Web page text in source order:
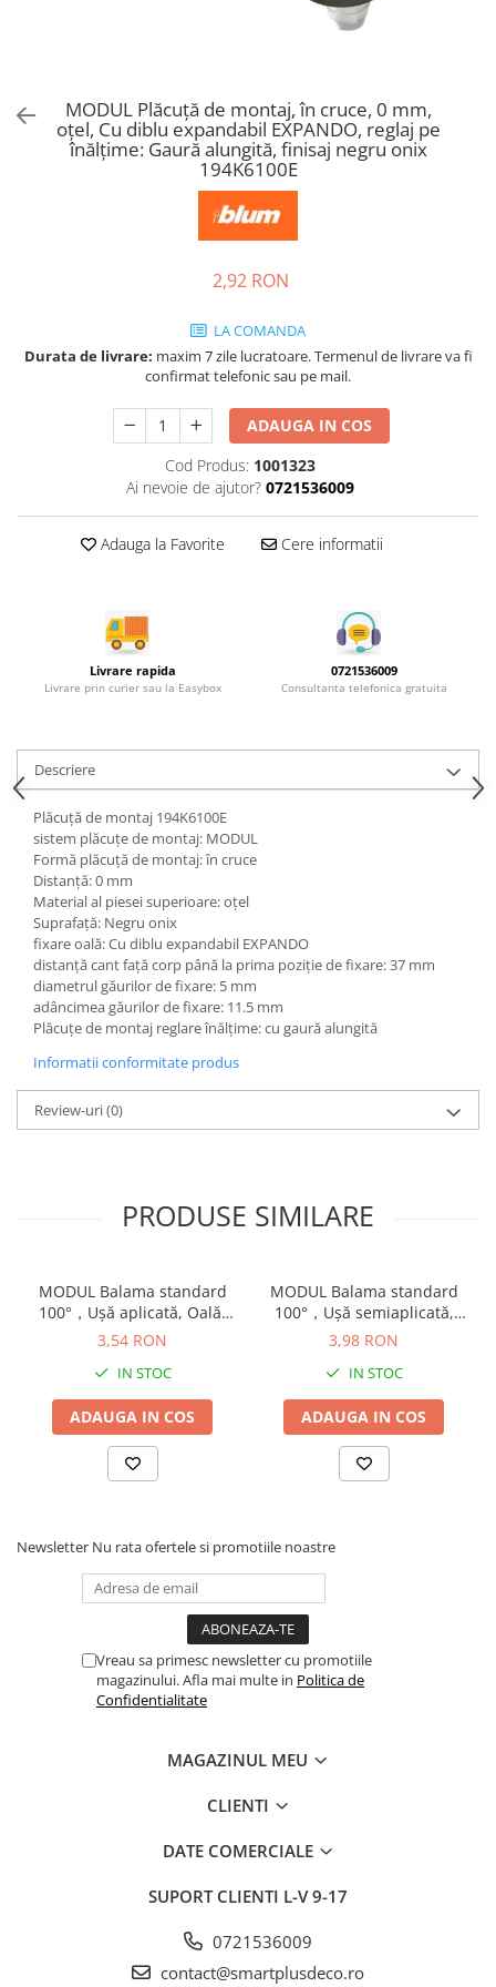
Accesorii dressing
Bari pentru haine
Console si suporti polita
Accesorii pentru compartimentare
Suruburi, coltare, elemente de
Lamele si cepi de lemn
Picioare si rotile mobilier
MODUL Plăcuţă de montaj, în cruce, 0 mm,
oţel, Cu diblu expandabil EXPANDO, reglaj pe
înălţime: Gaură alungită, finisaj negru onix
194K6100E
2,92 RON
LA COMANDA
Durata de livrare: maxim 7 zile lucratoare. Termenul de livrare va fi
confirmat telefonic sau pe mail.
ADAUGA IN COS
Cod Produs: 1001323
Ai nevoie de ajutor? 0721536009
Adauga la Favorite Cere informatii
Livrare rapida
Livrare prin curier sau la Easybox
0721536009
Consultanta telefonica gratuita
Descriere
Plăcuţă de montaj 194K6100E
sistem plăcuţe de montaj: MODUL
Formă plăcuţă de montaj: în cruce
Distanţă: 0 mm
Material al piesei superioare: oţel
Suprafaţă: Negru onix
fixare oală: Cu diblu expandabil EXPANDO
distanţă cant faţă corp până la prima poziţie de fixare: 37 mm
diametrul găurilor de fixare: 5 mm
adâncimea găurilor de fixare: 11.5 mm
Plăcuţe de montaj reglare înălţime: cu gaură alungită
Informatii conformitate produs
Review-uri(0)
PRODUSE SIMILARE
MODUL Balama standard
100°，Uşă aplicată, Oală:
presare, finisaj nichelat
3,54 RON
IN STOC
ADAUGA IN COS
MODUL Balama standard
100°，Uşă semiaplicată,
Oală: şuruburi, finisaj
3,98 RON
IN STOC
ADAUGA IN COS
Newsletter Nu rata ofertele si promotiile noastre
Vreau sa primesc newsletter cu promotiile
magazinului. Afla mai multe in Politica de
Confidentialitate
MAGAZINUL MEU
CLIENTI
DATE COMERCIALE
SUPORT CLIENTI L-V 9-17
0721536009
contact@smartplusdeco.ro